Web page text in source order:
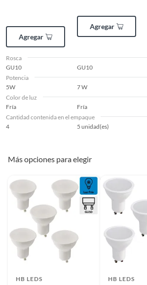
Agregar
Agregar
Rosca
GU10
GU10
Potencia
5W
7 W
Color de luz
Fría
Fría
Cantidad contenida en el empaque
4
5 unidad(es)
Más opciones para elegir
HB LEDS HB LEDS